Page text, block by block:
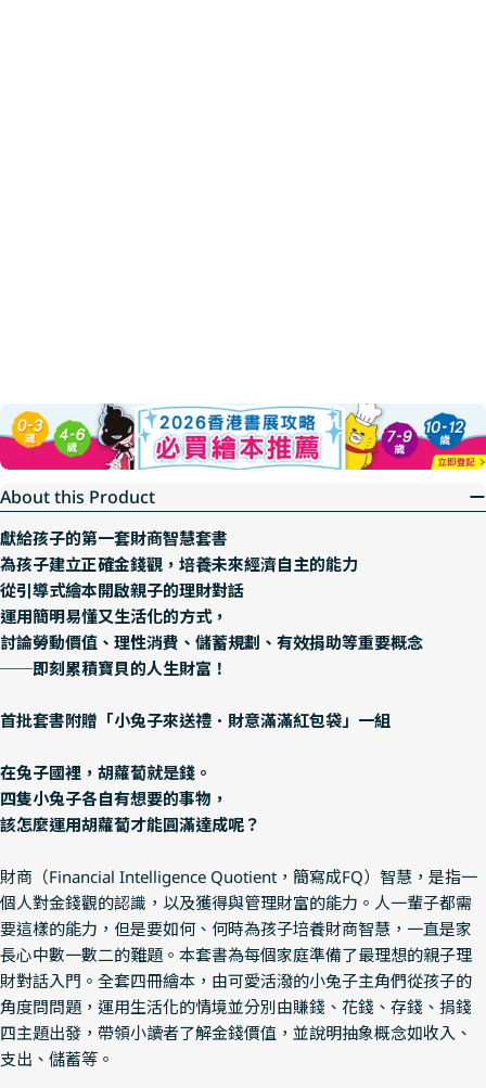
About this Product
獻給孩子的第一套財商智慧套書
為孩子建立正確金錢觀，培養未來經濟自主的能力
從引導式繪本開啟親子的理財對話
運用簡明易懂又生活化的方式，
討論勞動價值、理性消費、儲蓄規劃、有效捐助等重要概念
──即刻累積寶貝的人生財富！
首批套書附贈「小兔子來送禮．財意滿滿紅包袋」一組
在兔子國裡，胡蘿蔔就是錢。
四隻小兔子各自有想要的事物，
該怎麼運用胡蘿蔔才能圓滿達成呢？
財商（Financial Intelligence Quotient，簡寫成FQ）智慧，是指一
個人對金錢觀的認識，以及獲得與管理財富的能力。人一輩子都需
要這樣的能力，但是要如何、何時為孩子培養財商智慧，一直是家
長心中數一數二的難題。本套書為每個家庭準備了最理想的親子理
財對話入門。全套四冊繪本，由可愛活潑的小兔子主角們從孩子的
角度問問題，運用生活化的情境並分別由賺錢、花錢、存錢、捐錢
四主題出發，帶領小讀者了解金錢價值，並說明抽象概念如收入、
支出、儲蓄等。